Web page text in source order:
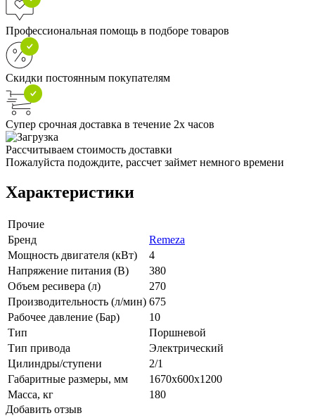
Профессиональная помощь в подборе товаров
Скидки постоянным покупателям
Супер срочная доставка в течение 2х часов
Рассчитываем стоимость доставки
Пожалуйста подождите, рассчет займет немного времени
Характеристики
Прочие
Бренд
Remeza
Мощность двигателя (кВт)
4
Напряжение питания (В)
380
Объем ресивера (л)
270
Производительность (л/мин) 675
Рабочее давление (Бар)
10
Тип
Поршневой
Тип привода
Электрический
Цилиндры/ступени
2/1
Габаритные размеры, мм
1670x600x1200
Масса, кг
180
Добавить отзыв